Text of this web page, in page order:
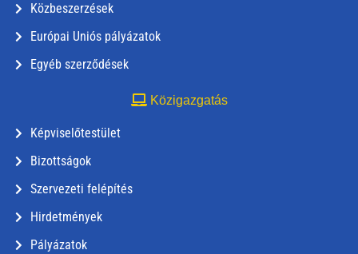
Közbeszerzések
Európai Uniós pályázatok
Egyéb szerződések
Közigazgatás
Képviselőtestület
Bizottságok
Szervezeti felépítés
Hirdetmények
Pályázatok